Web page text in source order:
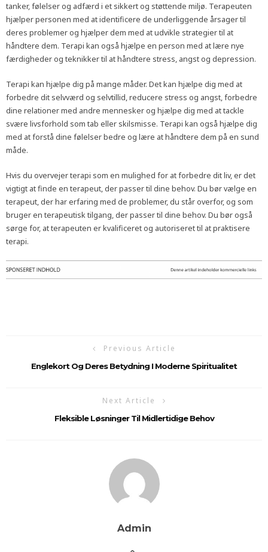
tanker, følelser og adfærd i et sikkert og støttende miljø. Terapeuten
hjælper personen med at identificere de underliggende årsager til
deres problemer og hjælper dem med at udvikle strategier til at
håndtere dem. Terapi kan også hjælpe en person med at lære nye
færdigheder og teknikker til at håndtere stress, angst og depression.
Terapi kan hjælpe dig på mange måder. Det kan hjælpe dig med at
forbedre dit selvværd og selvtillid, reducere stress og angst, forbedre
dine relationer med andre mennesker og hjælpe dig med at tackle
svære livsforhold som tab eller skilsmisse. Terapi kan også hjælpe dig
med at forstå dine følelser bedre og lære at håndtere dem på en sund
måde.
Hvis du overvejer terapi som en mulighed for at forbedre dit liv, er det
vigtigt at finde en terapeut, der passer til dine behov. Du bør vælge en
terapeut, der har erfaring med de problemer, du står overfor, og som
bruger en terapeutisk tilgang, der passer til dine behov. Du bør også
sørge for, at terapeuten er kvalificeret og autoriseret til at praktisere
terapi.
Previous Article
Englekort Og Deres Betydning I Moderne Spiritualitet
Next Article
Fleksible Løsninger Til Midlertidige Behov
Admin